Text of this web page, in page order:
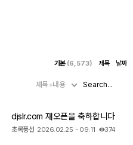
기본 (6,573) 제목 날짜
제목+내용
djslr.com 재오픈을 축하합니다
초록풍선 2026.02.25 - 09:11 374